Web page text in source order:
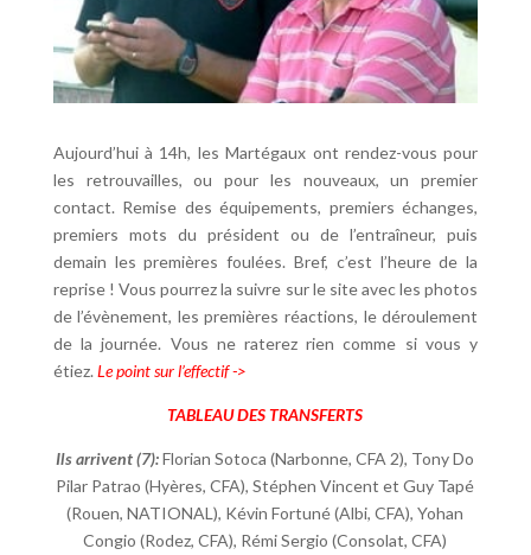
Aujourd’hui à 14h, les Martégaux ont rendez-vous pour
les retrouvailles, ou pour les nouveaux, un premier
contact. Remise des équipements, premiers échanges,
premiers mots du président ou de l’entraîneur, puis
demain les premières foulées. Bref, c’est l’heure de la
reprise ! Vous pourrez la suivre sur le site avec les photos
de l’évènement, les premières réactions, le déroulement
de la journée. Vous ne raterez rien comme si vous y
étiez. Le point sur l’effectif ->
TABLEAU DES TRANSFERTS
Ils arrivent (7):Florian Sotoca (Narbonne, CFA 2), Tony Do
Pilar Patrao (Hyères, CFA), Stéphen Vincent et Guy Tapé
(Rouen, NATIONAL), Kévin Fortuné (Albi, CFA), Yohan
Congio (Rodez, CFA), Rémi Sergio (Consolat, CFA)